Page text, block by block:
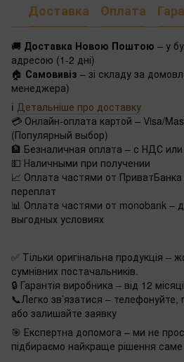
Доставка Оплата
🚚 Доставка Новою Поштою – у
адресою (1-2 дні)
🏠 Самовивіз – зі складу за
менеджера)
ℹ️ Детальніше про доставку
💳 Онлайн-оплата картой – Visa/
(Популярный выбор)
🏦 Безналичная оплата – с НДС
💵 Наличными при получении
📈 Оплата частями от
переплат
📊 Оплата частями от monobank –
выгодных условиях
✅ Тільки оригінальна продукція –
сумнівних постачальників.
🔒 Гарантія виробника – від 12
📞Легко зв’язатися –
або залишайте заявку
🎯 Експертна допомога – ми не
підбираємо найкраще рішення